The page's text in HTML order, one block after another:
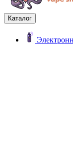
Каталог